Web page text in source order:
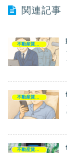
関連記事
不動産賃貸業